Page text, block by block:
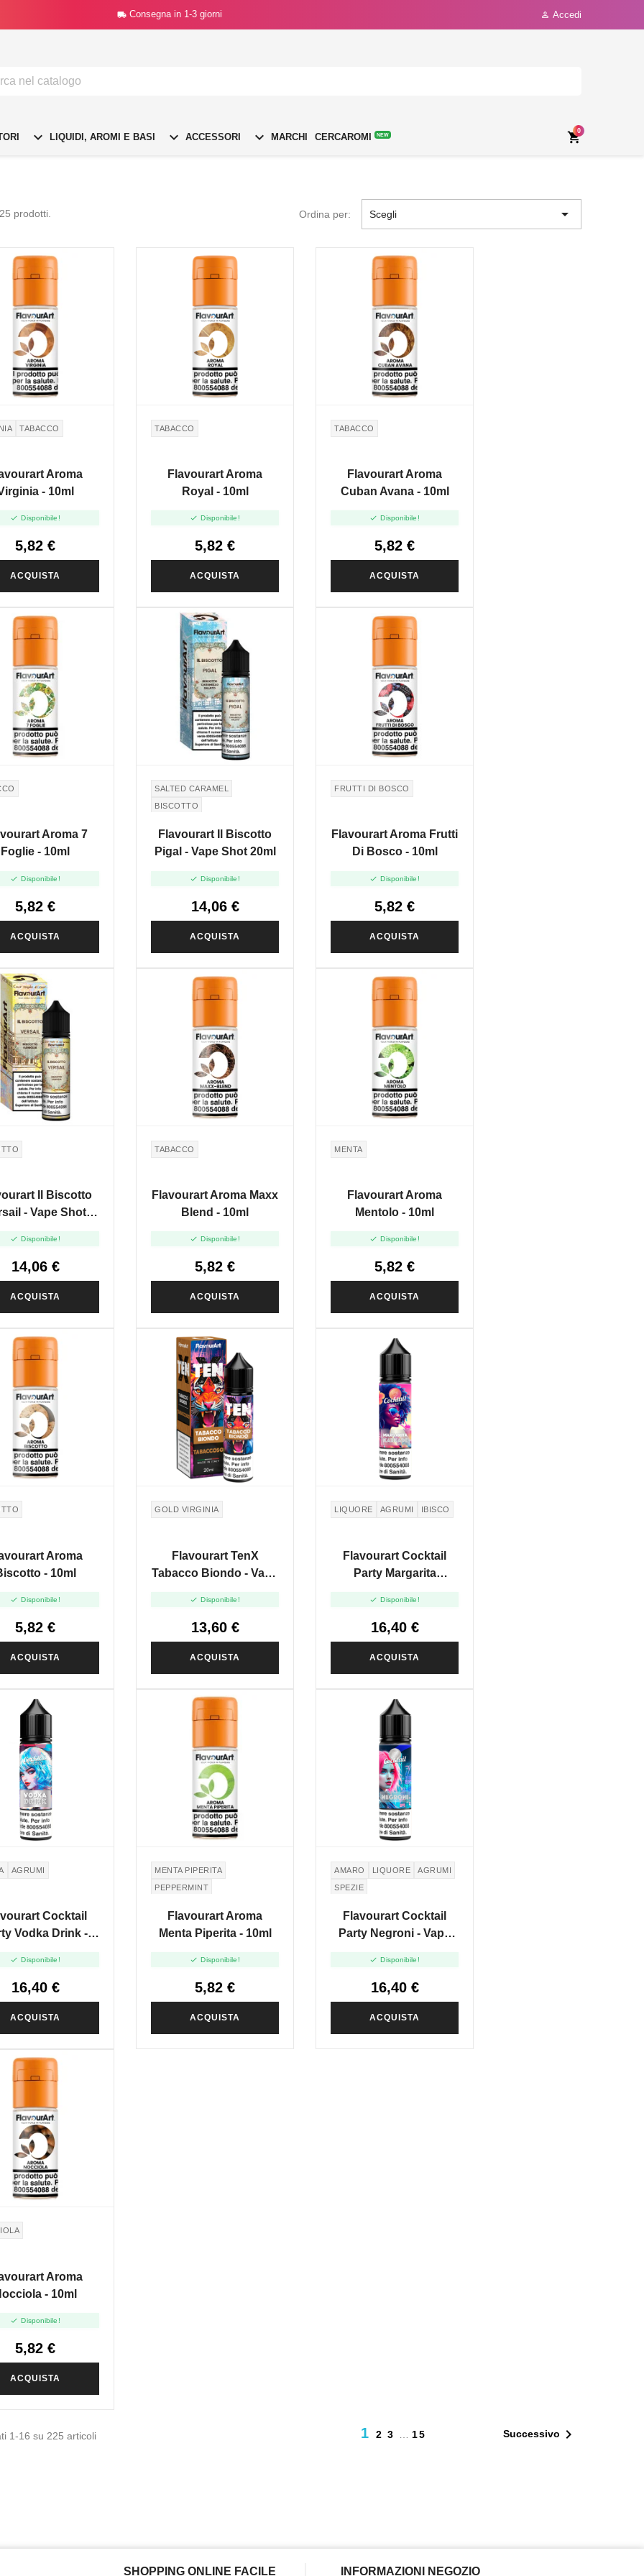
 Consegna in 1-3 giorni  Accedi
 LIQUIDI, AROMI E BASI  ACCESSORI  MARCHI CERCAROMI NEW 
0
prodotti. Ordina per: Scegli 
TABACCO
Aroma
- 10ml
 Disponibile!
5,82 €
ACQUISTA
TABACCO
Flavourart Aroma
Royal - 10ml
 Disponibile!
5,82 €
ACQUISTA
TABACCO
Flavourart Aroma
Cuban Avana - 10ml
 Disponibile!
5,82 €
ACQUISTA
Aroma 7
Foglie - 10ml
 Disponibile!
5,82 €
ACQUISTA
SALTED CARAMEL
BISCOTTO
Flavourart Il Biscotto
Pigal - Vape Shot 20ml
 Disponibile!
14,06 €
ACQUISTA
FRUTTI DI BOSCO
Flavourart Aroma Frutti
Di Bosco - 10ml
 Disponibile!
5,82 €
ACQUISTA
Il Biscotto
- Vape Shot
 Disponibile!
14,06 €
ACQUISTA
TABACCO
Flavourart Aroma Maxx
Blend - 10ml
 Disponibile!
5,82 €
ACQUISTA
MENTA
Flavourart Aroma
Mentolo - 10ml
 Disponibile!
5,82 €
ACQUISTA
Aroma
- 10ml
 Disponibile!
5,82 €
ACQUISTA
GOLD VIRGINIA
Flavourart TenX
Tabacco Biondo - Vape
 Disponibile!
13,60 €
ACQUISTA
LIQUORE AGRUMI IBISCO
Flavourart Cocktail
Party Margarita
20ml
 Disponibile!
16,40 €
ACQUISTA
AGRUMI
Cocktail
Vodka Drink -
 Disponibile!
16,40 €
ACQUISTA
MENTA PIPERITA
PEPPERMINT
Flavourart Aroma
Menta Piperita - 10ml
 Disponibile!
5,82 €
ACQUISTA
AMARO LIQUORE
AGRUMI
SPEZIE
Flavourart Cocktail
Party Negroni - Vape
 Disponibile!
16,40 €
ACQUISTA
Aroma
- 10ml
 Disponibile!
5,82 €
ACQUISTA
1-16 su 225 articoli 1 2 3 15 Successivo 
SHOPPING ONLINE FACILE INFORMAZIONI NEGOZIO